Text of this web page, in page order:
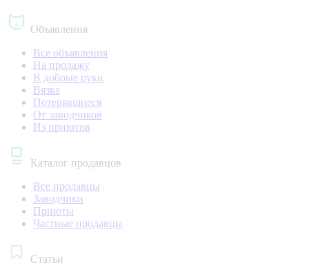
Объявления
Все объявления
На продажу
В добрые руки
Вязка
Потерявшиеся
От заводчиков
Из приютов
Каталог продавцов
Все продавцы
Заводчики
Приюты
Частные продавцы
Статьи